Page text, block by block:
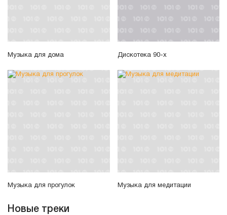
Музыка для дома Дискотека 90-х
Музыка для прогулок Музыка для медитации
Новые треки